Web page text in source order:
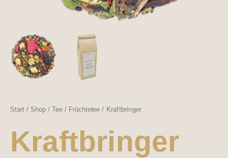
Start/ Shop/Tee/ Früchtetee / Kraftbringer
Kraftbringer